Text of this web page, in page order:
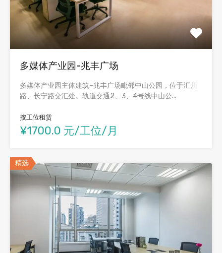
多媒体产业园-兆丰广场
多媒体产业园主体建筑–兆丰广场毗邻中山公园，位于汇川
路、长宁路交汇处。轨道交通2、3、4号线中山公...
按工位租赁
¥1700.0 元/工位/月
精选